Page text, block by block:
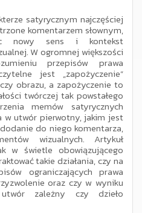
satyrycznym najczęściej
komentarzem słownym,
nowy sens i kontekst
W ogromnej większości
przepisów prawa
jest „zapożyczenie”
obrazu, a zapożyczenie to
twórczej tak powstałego
memów satyrycznych
w utwór pierwotny, jakim jest
do niego komentarza,
wizualnych. Artykuł
w świetle obowiązującego
takie działania, czy na
ograniczających prawa
oraz czy w wyniku
zależny czy dzieło